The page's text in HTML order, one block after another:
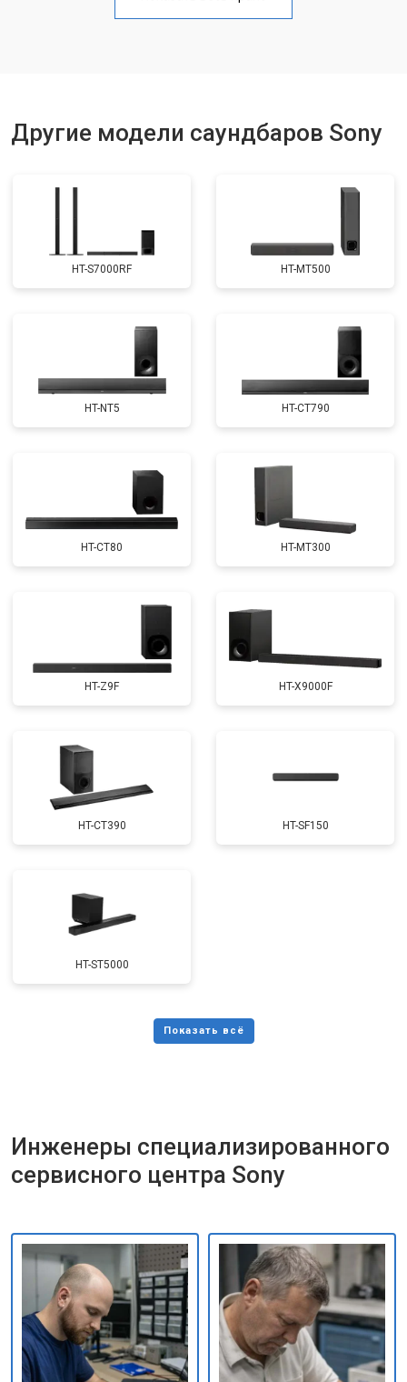
Другие модели саундбаров Sony
HT-S7000RF HT-MT500
HT-NT5 HT-CT790
HT-CT80 HT-MT300
HT-Z9F HT-X9000F
HT-CT390 HT-SF150
HT-ST5000
Инженеры специализированного
сервисного центра Sony